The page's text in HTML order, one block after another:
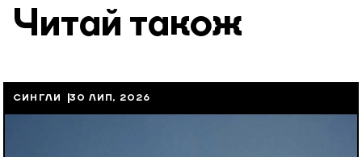
Читай також
СИНГЛИ 30 ЛИП, 2026